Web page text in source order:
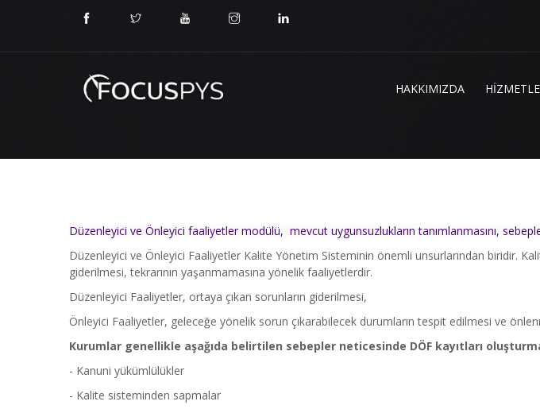
HAKKIMIZDA
Düzenleyici ve Önleyici faaliyetler modülü, mevcut uygunsuzlukların tanımlanmasını,
Düzenleyici ve Önleyici Faaliyetler Kalite Yönetim Sisteminin önemli unsurlarından biridir.
giderilmesi, tekrarının yaşanmamasına yönelik faaliyetlerdir.
Düzenleyici Faaliyetler, ortaya çıkan sorunların giderilmesi,
Önleyici Faaliyetler, geleceğe yönelik sorun çıkarabilecek durumların tespit edilmesi ve
Kurumlar genellikle aşağıda belirtilen sebepler neticesinde DÖF kayıtları
- Kanuni yükümlülükler
- Kalite sisteminden sapmalar